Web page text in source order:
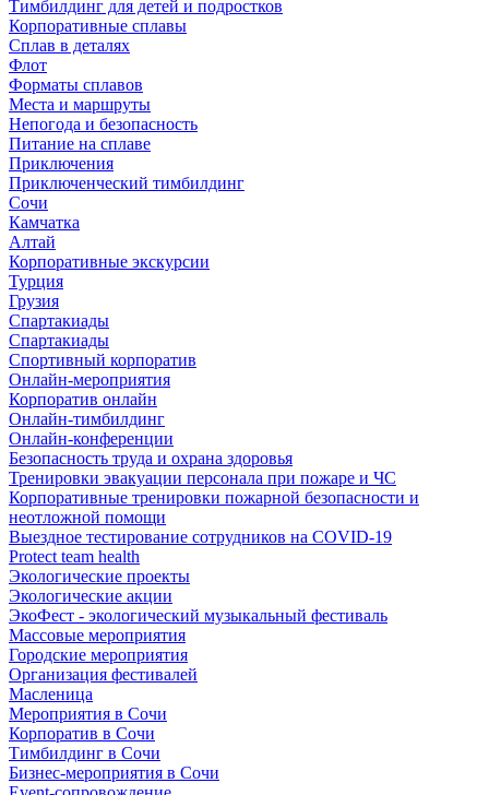
Тимбилдинг для детей и подростков
Корпоративные сплавы
Сплав в деталях
Флот
Форматы сплавов
Места и маршруты
Непогода и безопасность
Питание на сплаве
Приключения
Приключенческий тимбилдинг
Сочи
Камчатка
Алтай
Корпоративные экскурсии
Турция
Грузия
Спартакиады
Спартакиады
Спортивный корпоратив
Онлайн-мероприятия
Корпоратив онлайн
Онлайн-тимбилдинг
Онлайн-конференции
Безопасность труда и охрана здоровья
Тренировки эвакуации персонала при пожаре и ЧС
Корпоративные тренировки пожарной безопасности и
неотложной помощи
Выездное тестирование сотрудников на COVID-19
Protect team health
Экологические проекты
Экологические акции
ЭкоФест - экологический музыкальный фестиваль
Массовые мероприятия
Городские мероприятия
Организация фестивалей
Масленица
Мероприятия в Сочи
Корпоратив в Сочи
Тимбилдинг в Сочи
Бизнес-мероприятия в Сочи